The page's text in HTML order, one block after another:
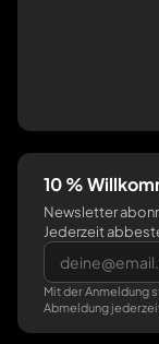
10 %
Newsletter
Jederzeit
Mit der Anmeldung
Abmeldung